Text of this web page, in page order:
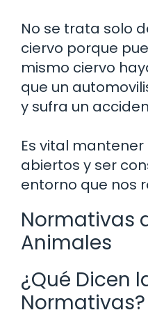
No se trata solo
ciervo porque
mismo ciervo
que un
y sufra un
Es vital
abiertos y ser
entorno que nos
Normativas
Animales
¿Qué Dicen
Normativas?